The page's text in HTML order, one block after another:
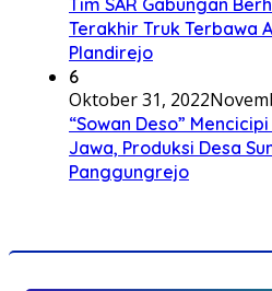
Terakhir Truk Terbawa
Plandirejo
6
Oktober 31, 2022
“Sowan Deso”
Jawa, Produksi Desa
Panggungrejo